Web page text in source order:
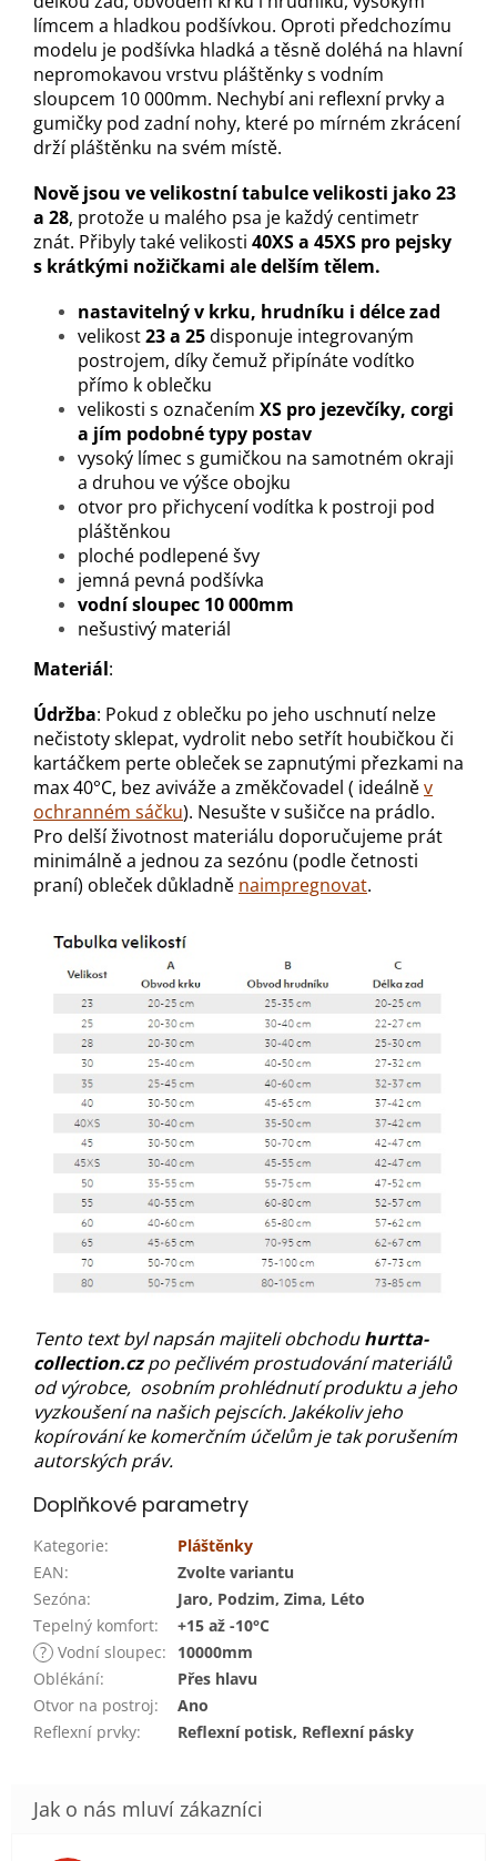
límcem a hladkou podšívkou. Oproti předchozímu
modelu je podšívka hladká a těsně doléhá na hlavní
nepromokavou vrstvu pláštěnky s vodním
sloupcem 10 000mm. Nechybí ani reflexní prvky a
gumičky pod zadní nohy, které po mírném zkrácení
drží pláštěnku na svém místě.
Nově jsou ve velikostní tabulce velikosti jako 23
a 28, protože u malého psa je každý centimetr
znát. Přibyly také velikosti 40XS a 45XS pro pejsky
s krátkými nožičkami ale delším tělem.
nastavitelný v krku, hrudníku i délce zad
velikost23 a 25disponuje integrovaným
postrojem, díky čemuž připínáte vodítko
přímo k oblečku
velikosti s označením XS pro jezevčíky, corgi
a jím podobné typy postav
vysoký límec s gumičkou na samotném okraji
a druhou ve výšce obojku
otvor pro přichycení vodítka k postroji pod
pláštěnkou
ploché podlepené švy
jemná pevná podšívka
vodní sloupec 10 000mm
nešustivý materiál
Materiál:
Údržba: Pokud z oblečku po jeho uschnutí nelze
nečistoty sklepat, vydrolit nebo setřít houbičkou či
kartáčkem perte obleček se zapnutými přezkami na
max 40°C, bez aviváže a změkčovadel ( ideálněv
ochranném sáčku). Nesušte v sušičce na prádlo.
Pro delší životnost materiálu doporučujeme prát
minimálně a jednou za sezónu (podle četnosti
praní) obleček důkladně naimpregnovat.
Tento text byl napsán majiteli obchodu hurtta-
collection.czpo pečlivém prostudování materiálů
od výrobce, osobním prohlédnutí produktu a jeho
vyzkoušení na našich pejscích. Jakékoliv jeho
kopírování ke komerčním účelům je tak porušením
autorských práv.
Doplňkové parametry
Kategorie:
Pláštěnky
EAN:
Zvolte variantu
Sezóna:
Jaro, Podzim, Zima, Léto
Tepelný komfort:
+15 až -10°C
? Vodní sloupec:
10000mm
Oblékání:
Přes hlavu
Otvor na postroj:
Ano
Reflexní prvky: Reflexní potisk, Reflexní pásky